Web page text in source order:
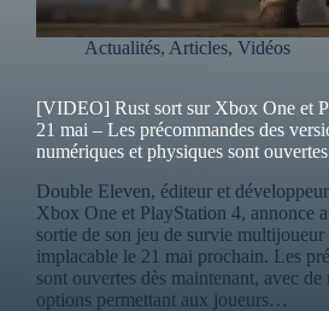
Actualités, Articles, Vidéos
[VIDEO] Rust sort sur Xbox One et
21 mai – Les précommandes des
numériques et physiques sont
Double Eleven, éditeur et
Xbox One et PlayStation 4, annonce
sortie de son jeu de survie multijoueur
implacable le 21 mai prochain. Les
sont ouvertes dès maintenant, avec de
options permettant aux joueurs…